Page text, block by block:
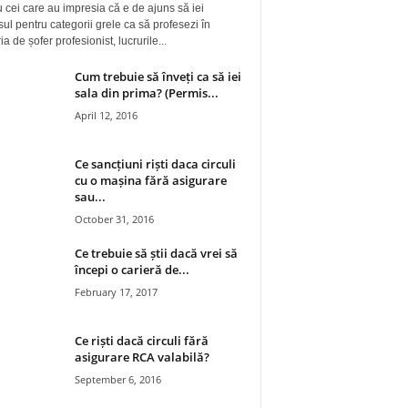
cei care au impresia că e de ajuns să iei
pentru categorii grele ca să profesezi în
de șofer profesionist, lucrurile...
Cum trebuie să înveți ca să iei
sala din prima? (Permis...
April 12, 2016
Ce sancțiuni riști daca circuli
cu o mașina fără asigurare
sau...
October 31, 2016
Ce trebuie să știi dacă vrei să
începi o carieră de...
February 17, 2017
Ce riști dacă circuli fără
asigurare RCA valabilă?
September 6, 2016